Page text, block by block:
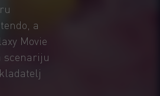
a
Movie
scenariju